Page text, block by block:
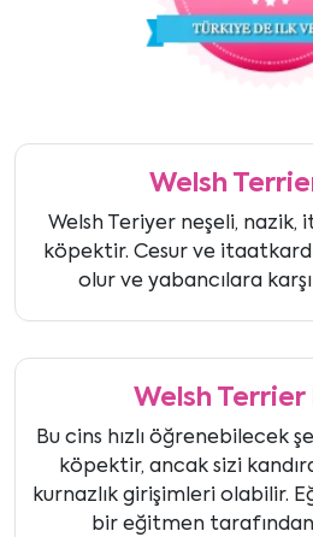
Welsh
Welsh Teriyer neşeli,
köpektir. Cesur ve
olur ve yabancılara
Welsh
Bu cins hızlı öğrenebilecek
köpektir, ancak sizi
kurnazlık girişimleri olabilir.
bir eğitmen tarafından